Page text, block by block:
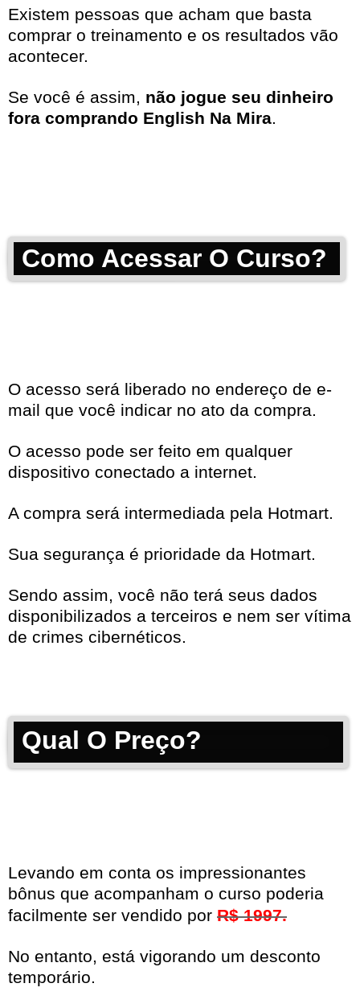
Existem pessoas que acham que basta
comprar o treinamento e os resultados vão
acontecer.
Se você é assim, não jogue seu dinheiro
fora comprando English Na Mira.
Como Acessar O Curso?
O acesso será liberado no endereço de e-
mail que você indicar no ato da compra.
O acesso pode ser feito em qualquer
dispositivo conectado a internet.
A compra será intermediada pela Hotmart.
Sua segurança é prioridade da Hotmart.
Sendo assim, você não terá seus dados
disponibilizados a terceiros e nem ser vítima
de crimes cibernéticos.
Qual O Preço?
Levando em conta os impressionantes
bônus que acompanham o curso poderia
facilmente ser vendido por R$ 1997.
No entanto, está vigorando um desconto
temporário.